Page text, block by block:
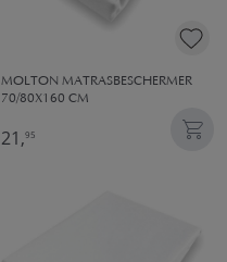
MOLTON MATRASBESCHERMER​
70/80X160 CM
21,95